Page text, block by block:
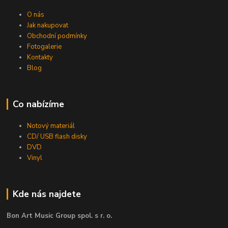
O nás
Jak nakupovat
Obchodní podmínky
Fotogalerie
Kontakty
Blog
Co nabízíme
Notový materiál
CD/ USB flash disky
DVD
Vinyl
Kde nás najdete
Bon Art Music Group spol. s r. o.